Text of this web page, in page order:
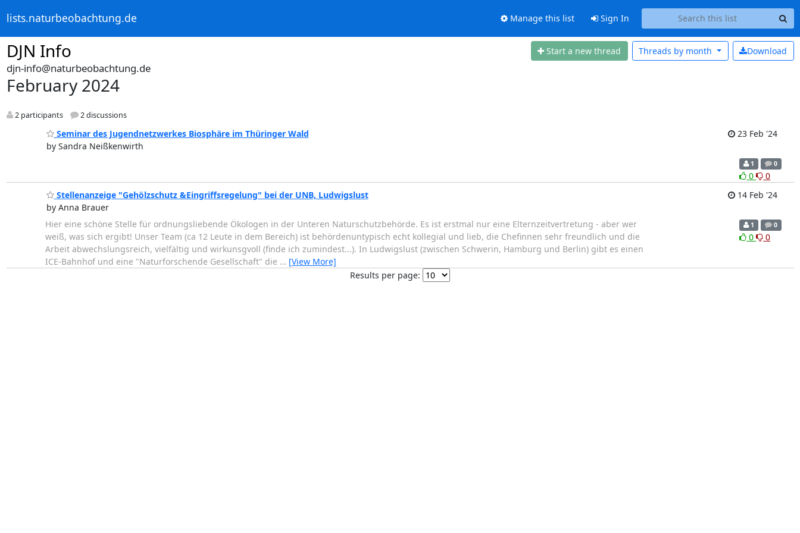
lists.naturbeobachtung.de Manage this list Sign In
DJN Info Start a new thread Download
Threads by month
djn-info@naturbeobachtung.de
February 2024
2 participants 2 discussions
Seminar des Jugendnetzwerkes Biosphäre im Thüringer Wald
by Sandra Neißkenwirth
23 Feb '24
1 0
0
0
Stellenanzeige "Gehölzschutz &Eingriffsregelung" bei der UNB, Ludwigslust
by Anna Brauer
14 Feb '24
Hier eine schöne Stelle für ordnungsliebende Ökologen in der Unteren Naturschutzbehörde. Es ist erstmal nur eine Elternzeitvertretung - aber wer
weiß, was sich ergibt! Unser Team (ca 12 Leute in dem Bereich) ist behördenuntypisch echt kollegial und lieb, die Chefinnen sehr freundlich und die
Arbeit abwechslungsreich, vielfältig und wirkunsgvoll (finde ich zumindest...). In Ludwigslust (zwischen Schwerin, Hamburg und Berlin) gibt es einen
ICE-Bahnhof und eine "Naturforschende Gesellschaft" die … [View More]
1 0
0 0
Results per page: